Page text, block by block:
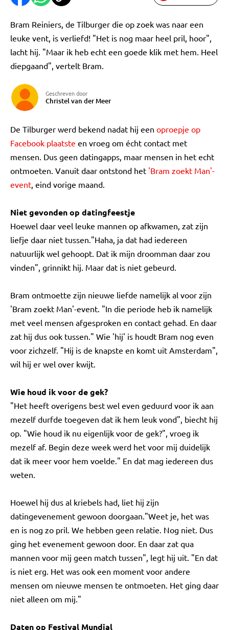
Bram Reiniers, de Tilburger die op zoek was naar een
leuke vent, is verliefd! "Het is nog maar heel pril, hoor",
lacht hij. "Maar ik heb echt een goede klik met hem. Heel
diepgaand", vertelt Bram.
Geschreven door
Christel van der Meer
De Tilburger werd bekend nadat hij een oproepje op
Facebook plaatste en vroeg om écht contact met
mensen. Dus geen datingapps, maar mensen in het echt
ontmoeten. Vanuit daar ontstond het 'Bram zoekt Man'-
event, eind vorige maand.
Niet gevonden op datingfeestje
Hoewel daar veel leuke mannen op afkwamen, zat zijn
liefje daar niet tussen."Haha, ja dat had iedereen
natuurlijk wel gehoopt. Dat ik mijn droomman daar zou
vinden", grinnikt hij. Maar dat is niet gebeurd.
Bram ontmoette zijn nieuwe liefde namelijk al voor zijn
'Bram zoekt Man'-event. "In die periode heb ik namelijk
met veel mensen afgesproken en contact gehad. En daar
zat hij dus ook tussen." Wie 'hij' is houdt Bram nog even
voor zichzelf. "Hij is de knapste en komt uit Amsterdam",
wil hij er wel over kwijt.
Wie houd ik voor de gek?
"Het heeft overigens best wel even geduurd voor ik aan
mezelf durfde toegeven dat ik hem leuk vond", biecht hij
op. "Wie houd ik nu eigenlijk voor de gek?", vroeg ik
mezelf af. Begin deze week werd het voor mij duidelijk
dat ik meer voor hem voelde." En dat mag iedereen dus
weten.
Hoewel hij dus al kriebels had, liet hij zijn
datingevenement gewoon doorgaan."Weet je, het was
en is nog zo pril. We hebben geen relatie. Nog niet. Dus
ging het evenement gewoon door. En daar zat qua
mannen voor mij geen match tussen", legt hij uit. "En dat
is niet erg. Het was ook een moment voor andere
mensen om nieuwe mensen te ontmoeten. Het ging daar
niet alleen om mij."
Daten op Festival Mundial